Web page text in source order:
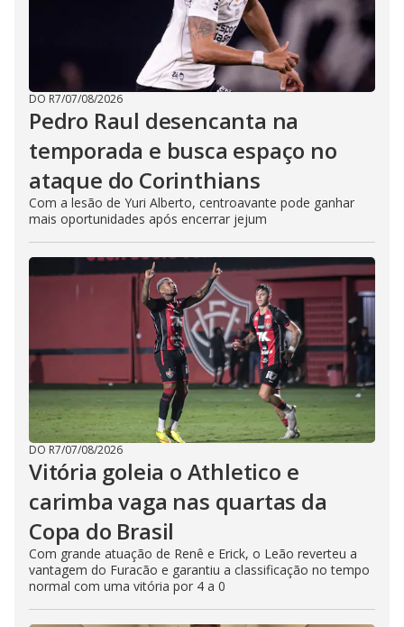
DO R7/07/08/2026
Pedro Raul desencanta na
temporada e busca espaço no
ataque do Corinthians
Com a lesão de Yuri Alberto, centroavante pode ganhar
mais oportunidades após encerrar jejum
DO R7/07/08/2026
Vitória goleia o Athletico e
carimba vaga nas quartas da
Copa do Brasil
Com grande atuação de Renê e Erick, o Leão reverteu a
vantagem do Furacão e garantiu a classificação no tempo
normal com uma vitória por 4 a 0